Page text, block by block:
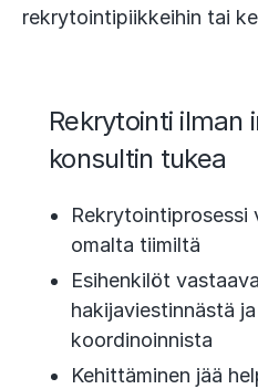
rekrytointipiikkeihin tai
Rekrytointi ilman
konsultin tukea
Rekrytointiprosessi
omalta tiimiltä
Esihenkilöt
hakijaviestinnästä
koordinoinnista
Kehittäminen jää